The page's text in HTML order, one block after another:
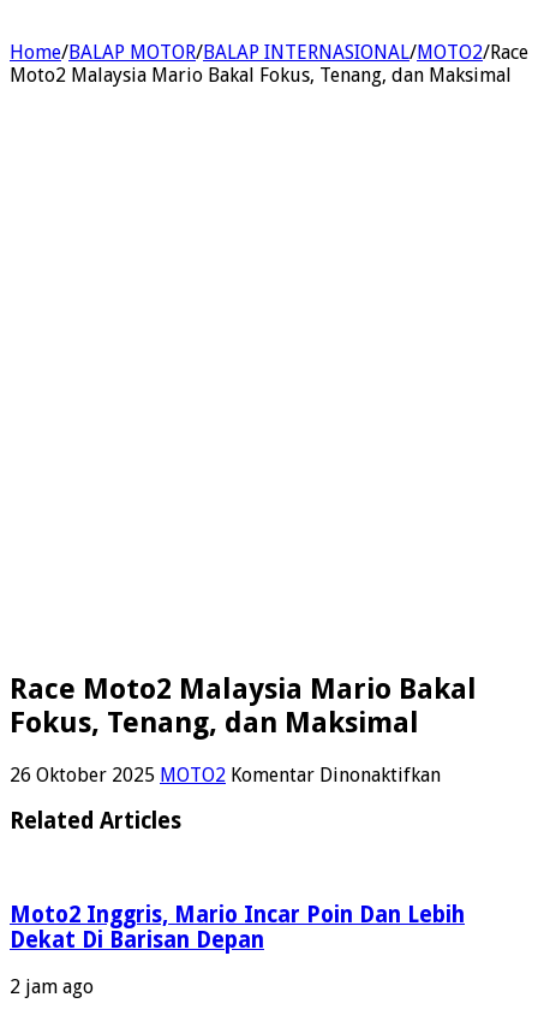
Home/BALAP MOTOR/BALAP INTERNASIONAL/MOTO2/Race
Moto2 Malaysia Mario Bakal Fokus, Tenang, dan Maksimal
Race Moto2 Malaysia Mario Bakal
Fokus, Tenang, dan Maksimal
26 Oktober 2025 MOTO2 Komentar Dinonaktifkanpada
Fokus,
Related Articles
Moto2 Inggris, Mario Incar Poin Dan Lebih
Dekat Di Barisan Depan
2 jam ago